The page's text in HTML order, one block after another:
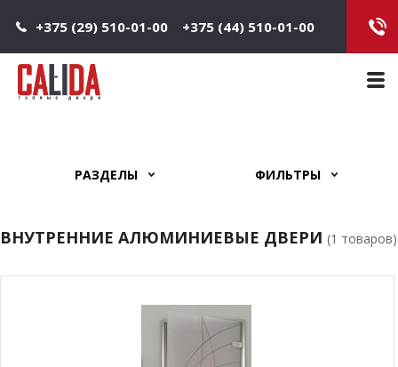
+375 (29) 510-01-00
+375 (44) 510-01-00
РАЗДЕЛЫ ФИЛЬТРЫ
ВНУТРЕННИЕ АЛЮМИНИЕВЫЕ ДВЕРИ (1 товаров)